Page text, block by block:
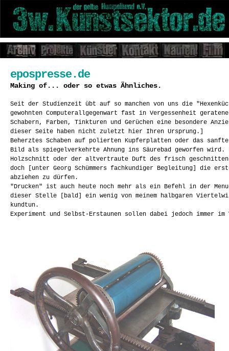
epospresse.de
Making of... oder so etwas Ähnliches.
Seit der Studienzeit übt auf so manchen von uns die
gewohnten Computerallgegenwart fast in Vergessenheit
Schabern, Farben, Tinkturen und Gerüchen eine besondere
dieser Seite haben nicht zuletzt hier Ihren Ursprung.]
Beherztes Schaben auf polierten Kupferplatten oder das
Bild als spiegelverkehrte Ahnung ins Säurebad geworfen wird.
Holzschnitt oder der altvertraute Duft des frisch
doch [unter Georg Schümmers fachkundiger Begleitung] die
abziehen zu dürfen.
"Drucken" ist auch heute noch mehr als ein Befehl in der
dieser Stelle [bald] ein wenig von meinem halbgaren
kundtun.
Experiment und Selbst-Erstaunen sollen dabei jedoch immer im